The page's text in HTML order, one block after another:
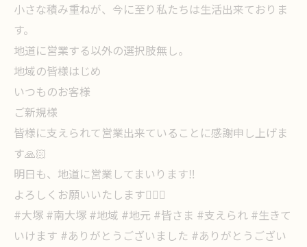
小さな積み重ねが、今に至り私たちは生活出来ておりま
す。
地道に営業する以外の選択肢無し。
地域の皆様はじめ
いつものお客様
ご新規様
皆様に支えられて営業出来ていることに感謝申し上げま
す🙏🏻
明日も、地道に営業してまいります‼️
よろしくお願いいたします🙇🏻‍♀️
#大塚 #南大塚 #地域 #地元 #皆さま #支えられ #生きて
いけます #ありがとうございました #ありがとうござい